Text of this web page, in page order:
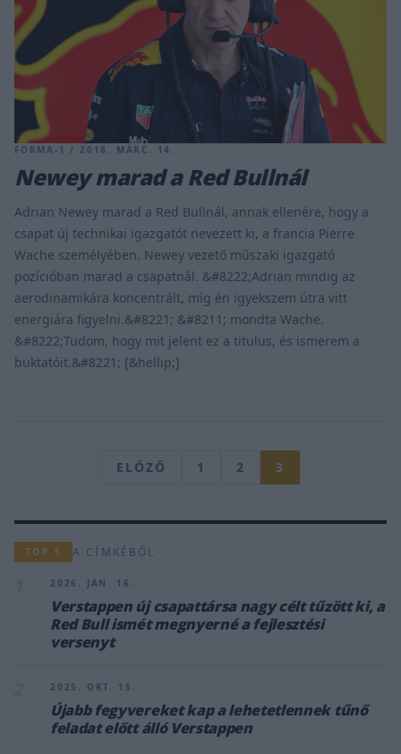
FORMA-1 / 2018. MÁRC. 14.
Newey marad a Red Bullnál
Adrian Newey marad a Red Bullnál, annak ellenére, hogy a
csapat új technikai igazgatót nevezett ki, a francia Pierre
Wache személyében. Newey vezető műszaki igazgató
pozícióban marad a csapatnál. &#8222;Adrian mindig az
aerodinamikára koncentrált, míg én igyekszem útra vitt
energiára figyelni.&#8221; &#8211; mondta Wache.
&#8222;Tudom, hogy mit jelent ez a titulus, és ismerem a
buktatóit.&#8221; [&hellip;]
ELŐZŐ 1 2 3
TOP 5 A CÍMKÉBŐL
2026. JAN. 16.
Verstappen új csapattársa nagy célt tűzött ki, a
Red Bull ismét megnyerné a fejlesztési
versenyt
2025. OKT. 15.
Újabb fegyvereket kap a lehetetlennek tűnő
feladat előtt álló Verstappen